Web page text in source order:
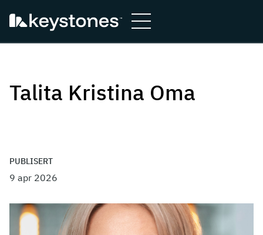
innhold
Talita Kristina Oma
PUBLISERT
9 apr 2026